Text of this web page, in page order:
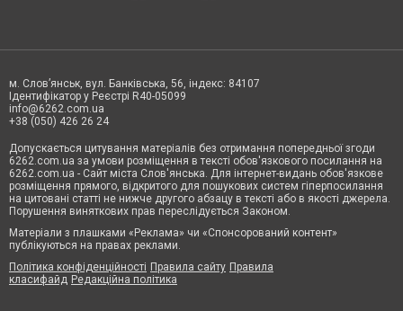
м. Слов’янськ, вул. Банківська, 56, індекс: 84107
Ідентифікатор у Реєстрі R40-05099
info@6262.com.ua
+38 (050) 426 26 24
Допускається цитування матеріалів без отримання попередньої згоди
6262.com.ua за умови розміщення в тексті обов'язкового посилання на
6262.com.ua - Сайт міста Слов'янська. Для інтернет-видань обов'язкове
розміщення прямого, відкритого для пошукових систем гіперпосилання
на цитовані статті не нижче другого абзацу в тексті або в якості джерела.
Порушення виняткових прав переслідується Законом.
Матеріали з плашками «Реклама» чи «Спонсорований контент»
публікуються на правах реклами.
Політика конфіденційності Правила сайту Правила
класифайд Редакційна політика